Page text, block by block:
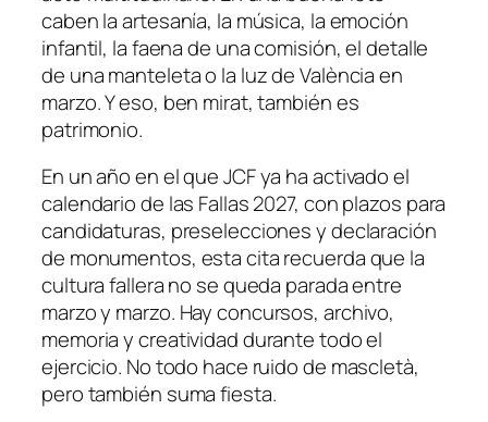
caben la artesanía, la música, la emoción
infantil, la faena de una comisión, el detalle
de una manteleta o la luz de València en
marzo. Y eso, ben mirat, también es
patrimonio.
En un año en el que JCF ya ha activado el
calendario de las Fallas 2027, con plazos para
candidaturas, preselecciones y declaración
de monumentos, esta cita recuerda que la
cultura fallera no se queda parada entre
marzo y marzo. Hay concursos, archivo,
memoria y creatividad durante todo el
ejercicio. No todo hace ruido de mascletà,
pero también suma fiesta.